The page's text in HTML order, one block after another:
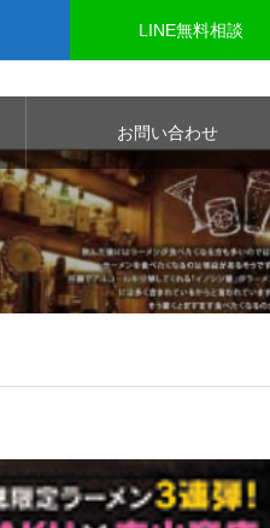
LINE無料相談
お問い合わせ